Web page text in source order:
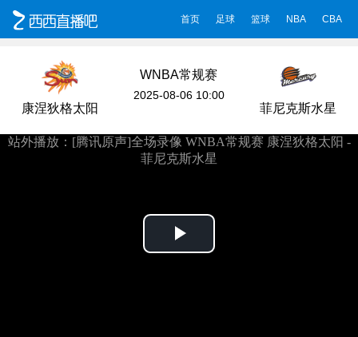
首页 足球 篮球 NBA CBA
康涅狄格太阳
WNBA常规赛
2025-08-06 10:00
菲尼克斯水星